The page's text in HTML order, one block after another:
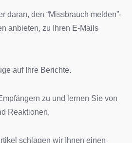
daran, den “Missbrauch melden”-
anbieten, zu Ihren E-Mails
auf Ihre Berichte.
zu und lernen Sie von
Reaktionen.
schlagen wir Ihnen einen